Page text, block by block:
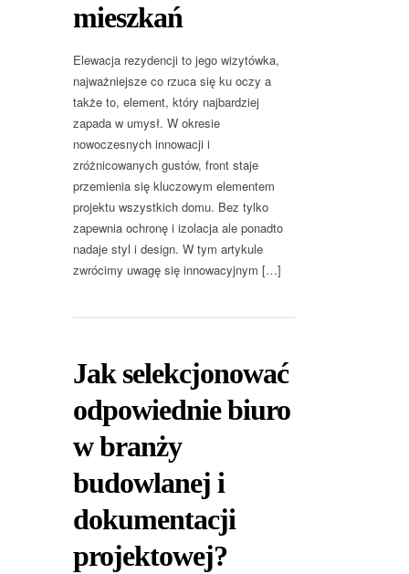
mieszkań
Elewacja rezydencji to jego wizytówka,
najważniejsze co rzuca się ku oczy a
także to, element, który najbardziej
zapada w umysł. W okresie
nowoczesnych innowacji i
zróżnicowanych gustów, front staje
przemienia się kluczowym elementem
projektu wszystkich domu. Bez tylko
zapewnia ochronę i izolacja ale ponadto
nadaje styl i design. W tym artykule
zwrócimy uwagę się innowacyjnym […]
Jak selekcjonować
odpowiednie biuro
w branży
budowlanej i
dokumentacji
projektowej?